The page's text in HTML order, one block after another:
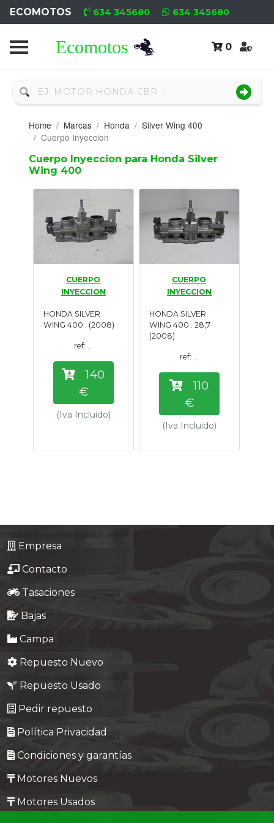
ECOMOTOS 634 345680 634 345680
0
Home
Nuevo
Neumáticos
Campa
Motores
Nuevos
Motores
Usados
Tasaciones
Formulario
Empresa
Contacto
Home Marcas Honda
Silver Wing 400
Cuerpo Inyeccion
Cuerpo Inyeccion para Honda Silver
Wing 400
CUERPO
INYECCION
HONDA SILVER
WING 400 . (2008)
ref: ...
140
€
(Iva Incluido)
CUERPO
INYECCION
HONDA SILVER
WING 400 . 28,7
(2008)
ref: ...
110
€
(Iva Incluido)
Empresa
Contacto
Tasaciones
Bajas
Campa
Repuesto Nuevo
Repuesto Usado
Pedir repuesto
Política Privacidad
Condiciones y garantías
Motores Nuevos
Motores Usados